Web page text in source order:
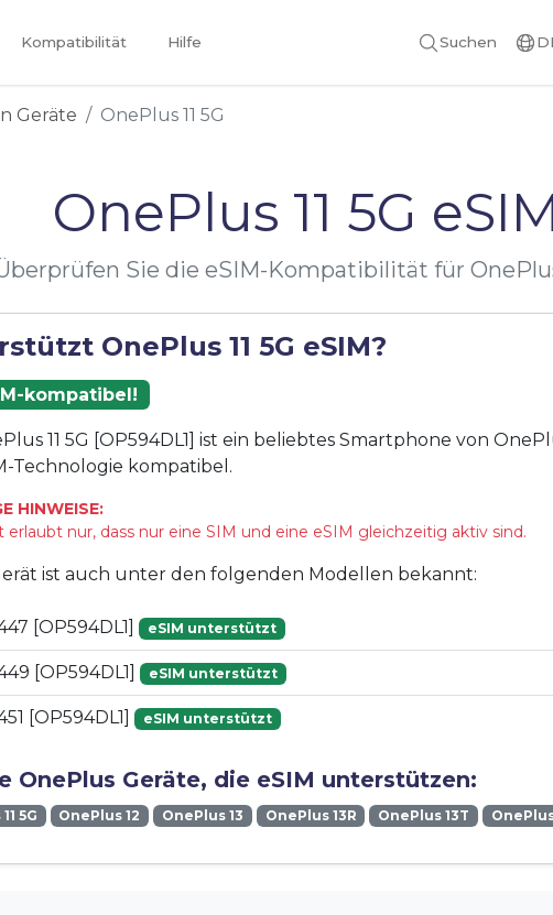
Kompatibilität Hilfe Suchen
Geräte OnePlus 11 5G
OnePlus 11 5G
Sie die eSIM-Kompatibilität für OnePlus
OnePlus 11 5G eSIM?
kompatibel!
11 5G [OP594DL1] ist ein beliebtes Smartphone von
Technologie kompatibel.
HINWEISE:
erlaubt nur, dass nur eine SIM und eine eSIM gleichzeitig aktiv sind.
ist auch unter den folgenden Modellen bekannt:
[OP594DL1] eSIM unterstützt
[OP594DL1] eSIM unterstützt
[OP594DL1] eSIM unterstützt
OnePlus Geräte, die eSIM unterstützen:
5G OnePlus 12 OnePlus 13 OnePlus 13R OnePlus 13T